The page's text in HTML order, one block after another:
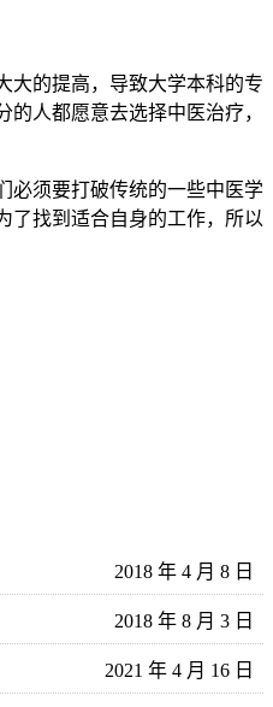
大的提高，导致大学本科的专
人都愿意去选择中医治疗，
必须要打破传统的一些中医学
了找到适合自身的工作，所以
2018 年 4 月 8 日
2018 年 8 月 3 日
2021 年 4 月 16 日